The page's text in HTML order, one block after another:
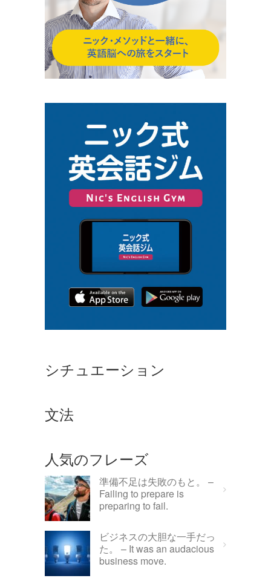
シチュエーション
文法
人気のフレーズ
準備不足は失敗のもと。 –
Failing to prepare is
preparing to fail.
ビジネスの大胆な一手だっ
た。 – It was an audacious
business move.